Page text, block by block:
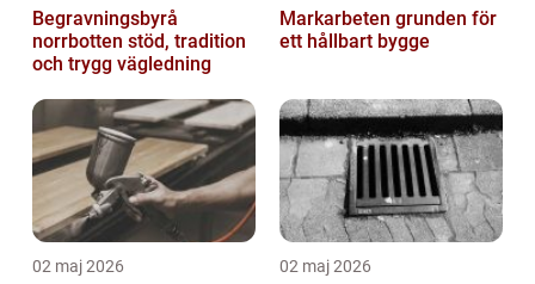
Begravningsbyrå
norrbotten stöd, tradition
och trygg vägledning
Markarbeten grunden för
ett hållbart bygge
02 maj 2026 02 maj 2026